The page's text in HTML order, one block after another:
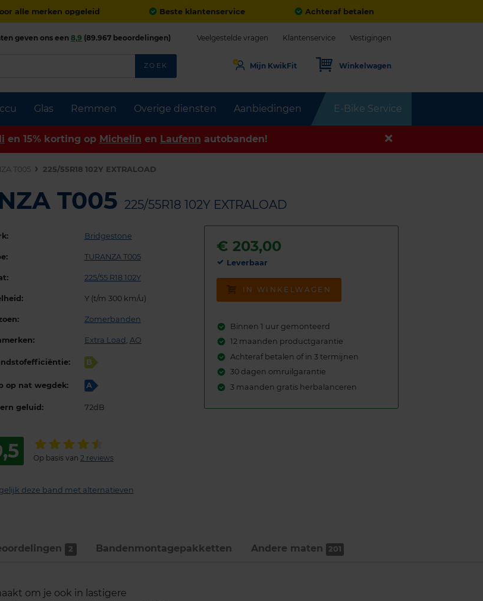
alle merken opgeleid Beste klantenservice Achteraf betalen
Glas Remmen Overige diensten Aanbiedingen E-Bike Service
geven ons een8,9 (89.967 beoordelingen) Veelgestelde vragen Klantenservice Vestigingen
ZOEK Mijn KwikFit Winkelwagen
en 15% korting op Michelin en Laufenn autobanden!
T005 225/55R18 102Y EXTRALOAD
T005 225/55R18 102Y EXTRALOAD
Bridgestone
TURANZA T005
225/55 R18 102Y
Y (t/m 300 km/u)
Zomerbanden
Extra Load , AO
B
op nat wegdek: A
geluid: 72dB
Op basis van 2 reviews
deze band met alternatieven
€203,00
Leverbaar
IN WINKELWAGEN
Binnen 1 uur gemonteerd
12 maanden productgarantie
Achteraf betalen of in 3 termijnen
30 dagen omruilgarantie
3 maanden gratis herbalanceren
2 Bandenmontage­pakketten Andere maten 201
om je ook in lastigere